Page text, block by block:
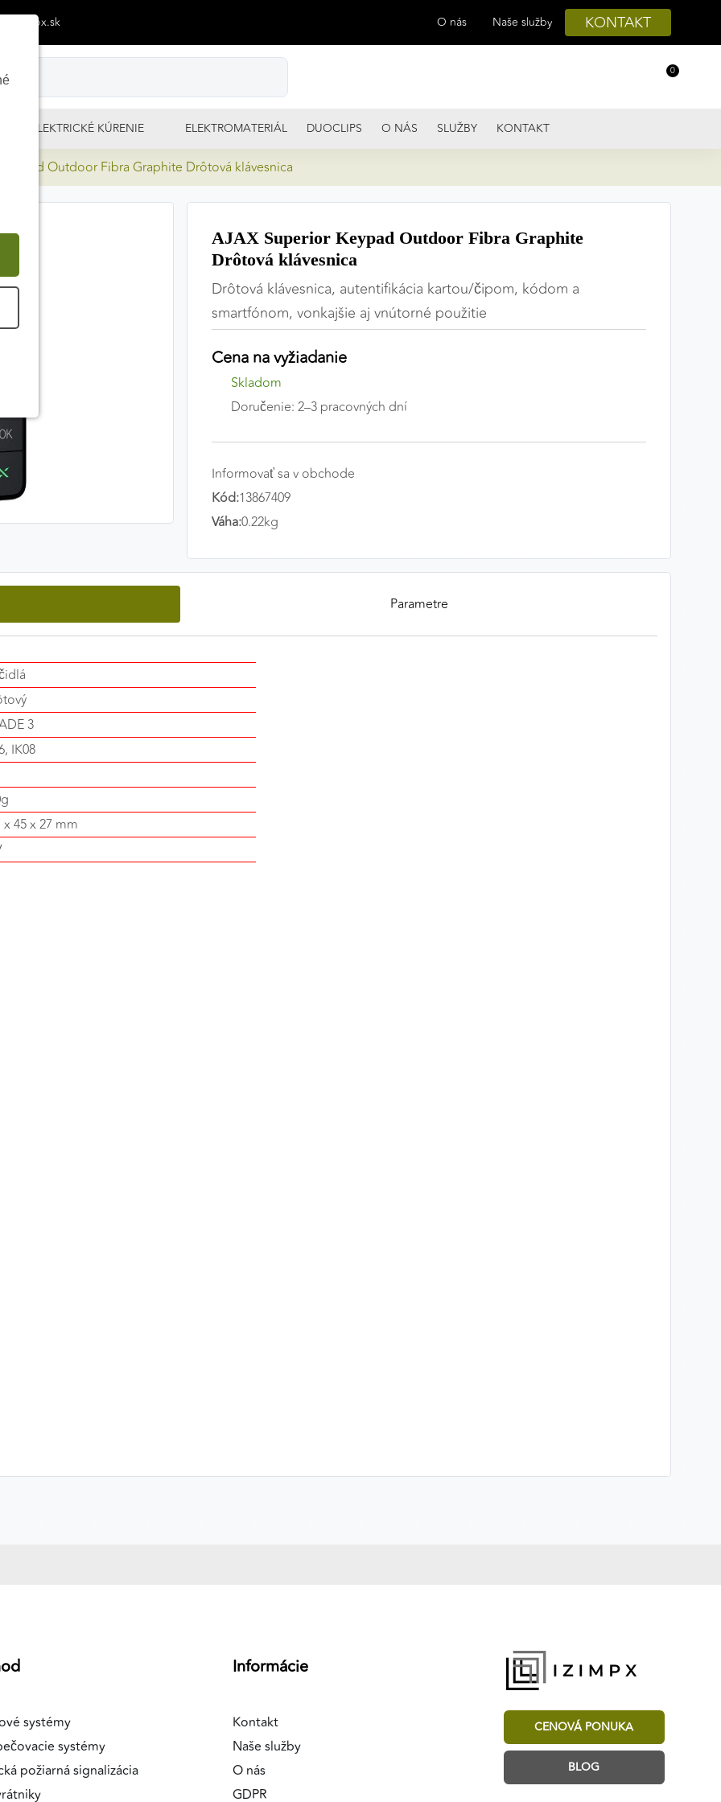
O nás Naše služby KONTAKT
0
ELEKTRICKÉ KÚRENIE ELEKTROMATERIÁL DUOCLIPS O NÁS SLUŽBY KONTAKT
Outdoor Fibra Graphite Drôtová klávesnica
AJAX Superior Keypad Outdoor Fibra Graphite
Drôtová klávesnica
Drôtová klávesnica, autentifikácia kartou/čipom, kódom a
smartfónom, vonkajšie aj vnútorné použitie
Cena na vyžiadanie
Skladom
Doručenie: 2–3 pracovných dní
Informovať sa v obchode
Kód:13867409
Váha:0.22kg
Parametre
3
IK08
x 45 x 27 mm
systémy
systémy
požiarná signalizácia
Informácie
Kontakt
Naše služby
O nás
GDPR
CENOVÁ PONUKA
BLOG